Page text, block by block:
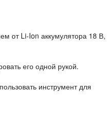
от Li-Ion аккумулятора 18 В,
его одной рукой.
инструмент для